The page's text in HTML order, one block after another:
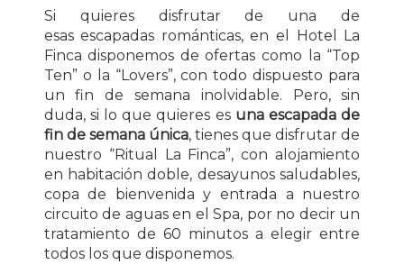
Si quieres disfrutar de una de
esas escapadas románticas, en el Hotel La
Finca disponemos de ofertas como la “Top
Ten” o la “Lovers”, con todo dispuesto para
un fin de semana inolvidable. Pero, sin
duda, si lo que quieres es una escapada de
fin de semana única, tienes que disfrutar de
nuestro “Ritual La Finca”, con alojamiento
en habitación doble, desayunos saludables,
copa de bienvenida y entrada a nuestro
circuito de aguas en el Spa, por no decir un
tratamiento de 60 minutos a elegir entre
todos los que disponemos.